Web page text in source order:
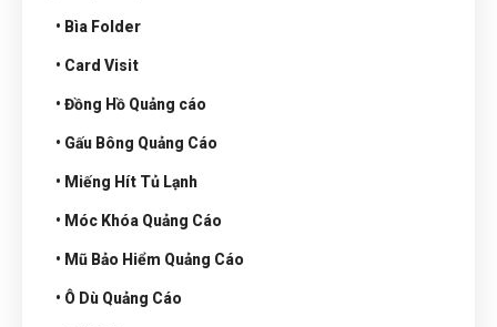
• Bìa Folder
• Card Visit
• Đồng Hồ Quảng cáo
• Gấu Bông Quảng Cáo
• Miếng Hít Tủ Lạnh
• Móc Khóa Quảng Cáo
• Mũ Bảo Hiểm Quảng Cáo
• Ô Dù Quảng Cáo